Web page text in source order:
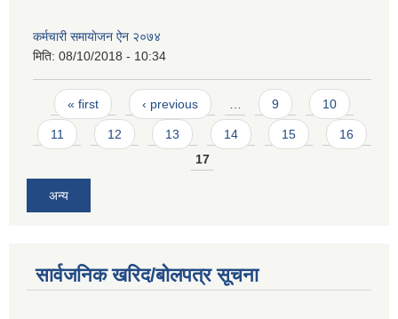
कर्मचारी समायाेजन ऐन २०७४
मिति: 08/10/2018 - 10:34
Pages
« first ‹ previous … 9 10
11 12 13 14 15
16
17
अन्य
सार्वजनिक खरिद/बोलपत्र सूचना